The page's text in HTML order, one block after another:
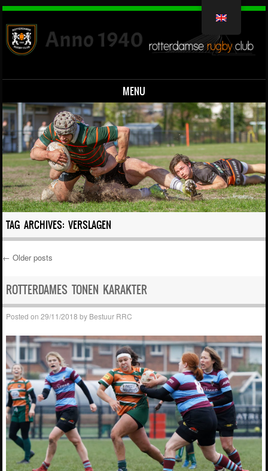
MENU
Skip to content
TAG ARCHIVES:VERSLAGEN
Post navigation
← Older posts
ROTTERDAMES TONEN KARAKTER
Posted on29/11/2018 by Bestuur RRC